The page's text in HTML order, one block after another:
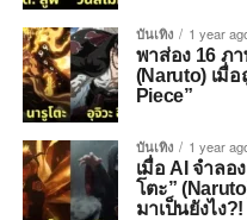
บันเทิง 1 year
พาส่อง 16 ภ
(Naruto) เมื่
Piece”
บันเทิง 1 year
เมื่อ AI จำลอ
โตะ”
มาเป็นยังไง?!